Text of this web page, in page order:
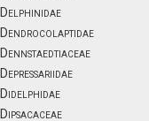
Delphinidae
Dendrocolaptidae
Dennstaedtiaceae
Depressariidae
Didelphidae
Dipsacaceae